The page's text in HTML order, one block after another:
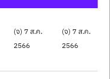
(จ) 7 ส.ค.
2566
(จ) 7 ส.ค.
2566